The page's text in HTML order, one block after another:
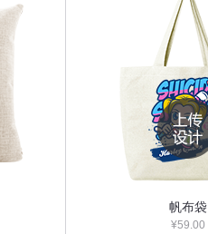
帆布袋
¥59.00